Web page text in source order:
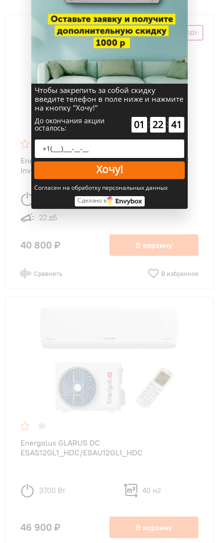
СКИДКА ПО ПРОМОКОДУ
Energolux SAS12Z5-AI / SAU12Z5-AI ZURICH DC
Inverter
35 м
22 дБ
40 800 ₽ В корзину
Сравнить В избранное
Energolux GLARUS DC
ESAS12GL1_HDC/ESAU12GL1_HDC
3700 Вт 40 м2
46 900 ₽ В корзину
Чтобы закрепить за собой скидку
введите телефон в поле ниже и нажмите
на кнопку "Хочу!"
До окончания акции
осталось: 01 : 22 : 40
Хочу!
Согласен на обработку персональных данных
Сделано в